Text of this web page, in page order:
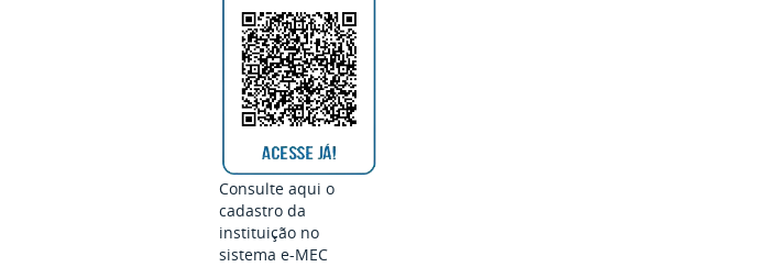
Consulte aqui o
cadastro da
instituição no
sistema e-MEC